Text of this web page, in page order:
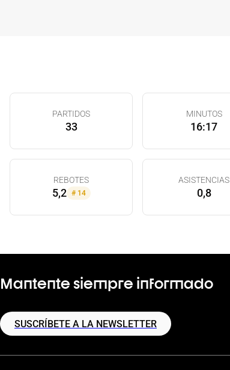
PARTIDOS
33
MINUTOS
16:17
REBOTES
5,2 # 14
ASISTENCIAS
0,8
Mantente siempre informado
SUSCRÍBETE A LA NEWSLETTER